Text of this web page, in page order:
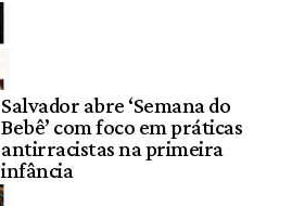
Salvador abre ‘Semana do
Bebê’ com foco em práticas
antirracistas na primeira
infância